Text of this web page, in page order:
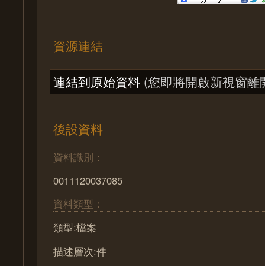
資源連結
連結到原始資料 (您即將開啟新視窗離
後設資料
資料識別：
0011120037085
資料類型：
類型:檔案
描述層次:件